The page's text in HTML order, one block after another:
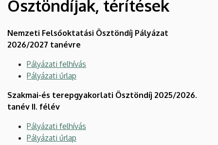
Ösztöndíjak, térítések
Nemzeti Felsőoktatási Ösztöndíj Pályázat
2026/2027 tanévre
Pályázati felhívás
Pályázati űrlap
Szakmai-és terepgyakorlati Ösztöndíj 2025/2026.
tanév II. félév
Pályázati felhívás
Pályázati űrlap